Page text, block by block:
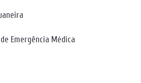
Emergência Médica